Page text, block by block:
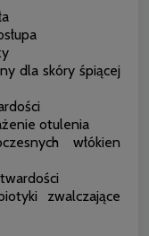
dla skóry śpiącej
otulenia
włókien
zwalczające